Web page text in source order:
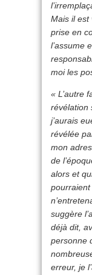
Mais il est
prise en
l’assume
moi les
« L’autre
révélation
j’aurais
révélée
mon
de
alors et
suggère
déjà dit,
personne
erreur, je